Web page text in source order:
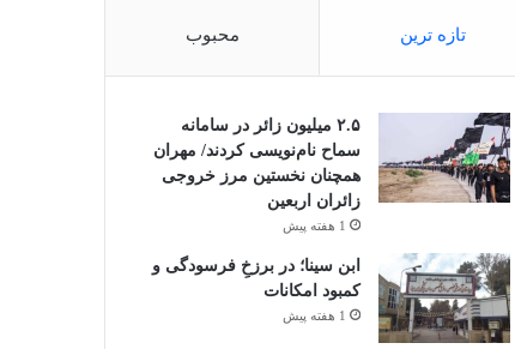
تازه ترین محبوب
۲.۵ میلیون زائر در سامانه
سماح نام‌نویسی کردند/ مهران
همچنان نخستین مرز خروجی
زائران اربعین
1 هفته پیش
ابن سینا؛ در برزخِ فرسودگی و
کمبود امکانات
1 هفته پیش